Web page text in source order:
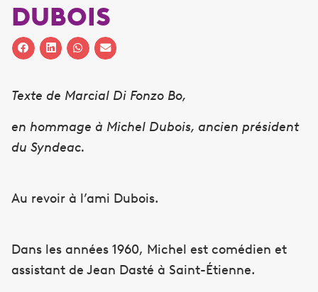
DUBOIS
Texte de Marcial Di Fonzo Bo,
en hommage à Michel Dubois, ancien président
du Syndeac.
Au revoir à l’ami Dubois.
Dans les années 1960, Michel est comédien et
assistant de Jean Dasté à Saint-Étienne.